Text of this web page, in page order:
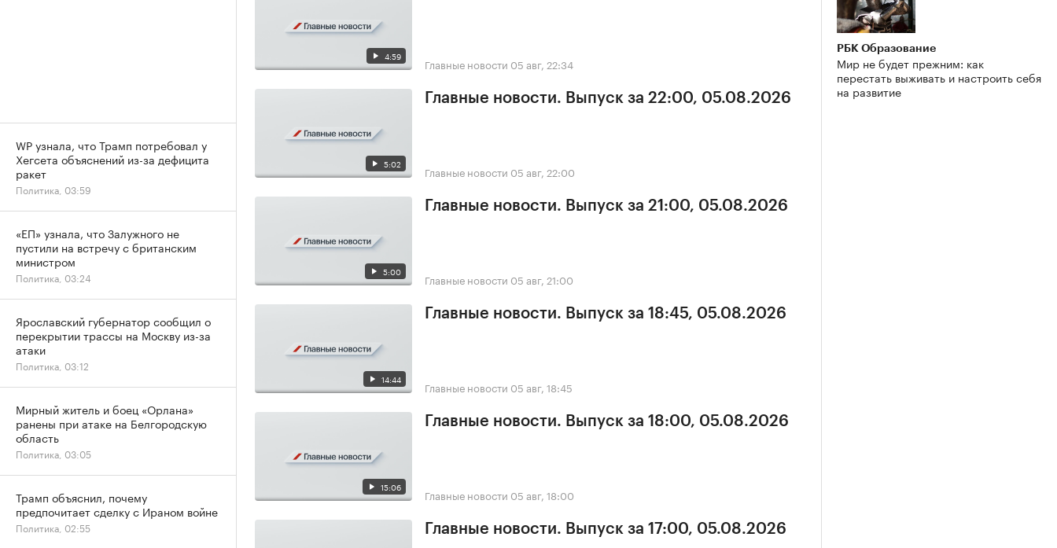
4:59 Главные новости 05 авг, 22:34
5:02
Главные новости. Выпуск за 22:00, 05.08.2026
Главные новости 05 авг, 22:00
5:00
Главные новости. Выпуск за 21:00, 05.08.2026
Главные новости 05 авг, 21:00
14:44
Главные новости. Выпуск за 18:45, 05.08.2026
Главные новости 05 авг, 18:45
15:06
Главные новости. Выпуск за 18:00, 05.08.2026
Главные новости 05 авг, 18:00
Главные новости. Выпуск за 17:00, 05.08.2026
РБК Образование
Мир не будет прежним: как
перестать выживать и настроить себя
на развитие
WP узнала, что Трамп потребовал у
Хегсета объяснений из-за дефицита
ракет
Политика, 03:59
«ЕП» узнала, что Залужного не
пустили на встречу с британским
министром
Политика, 03:24
Ярославский губернатор сообщил о
перекрытии трассы на Москву из-за
атаки
Политика, 03:12
Мирный житель и боец «Орлана»
ранены при атаке на Белгородскую
область
Политика, 03:05
Трамп объяснил, почему
предпочитает сделку с Ираном войне
Политика, 02:55